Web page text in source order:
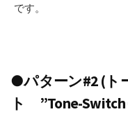
です。
●パターン#2 (ト
ト ”Tone-Switch